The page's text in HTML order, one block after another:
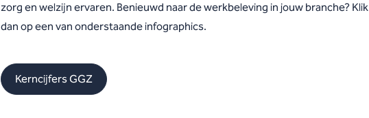
zorg en welzijn ervaren. Benieuwd naar de werkbeleving in jouw branche? Klik
dan op een van onderstaande infographics.
Kerncijfers GGZ